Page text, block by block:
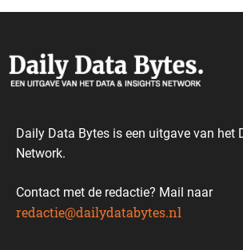
Daily Data Bytes is een uitgave van het
Network.
Contact met de redactie? Mail naar
redactie@dailydatabytes.nl